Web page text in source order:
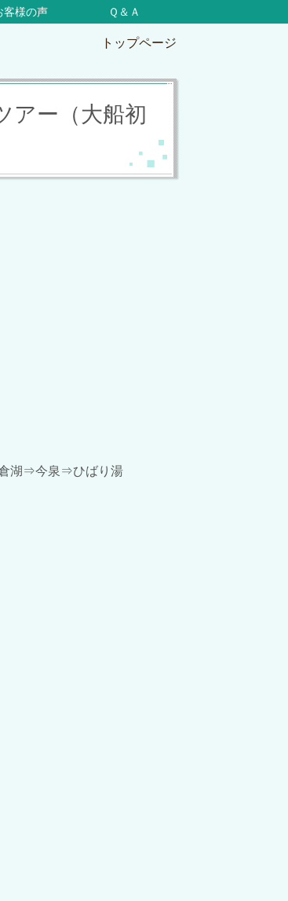
客様の声 Ｑ＆Ａ
トップページ
アー（大船初
湖⇒今泉⇒ひばり湯